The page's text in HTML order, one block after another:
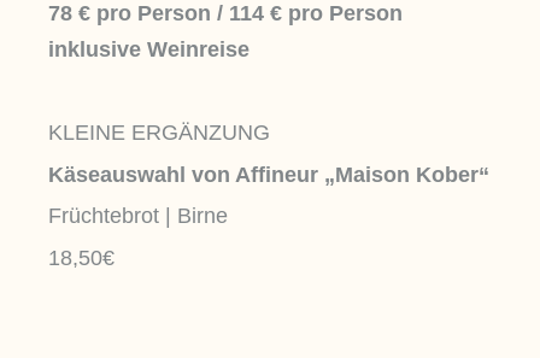
78 € pro Person / 114 € pro Person
inklusive Weinreise
KLEINE ERGÄNZUNG
Käseauswahl von Affineur „Maison Kober“
Früchtebrot | Birne
18,50€